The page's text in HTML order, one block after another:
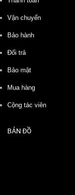
Vận chuyển
Bảo hành
Đổi trả
Bảo mật
Mua hàng
Cộng tác viên
BẢN ĐỒ